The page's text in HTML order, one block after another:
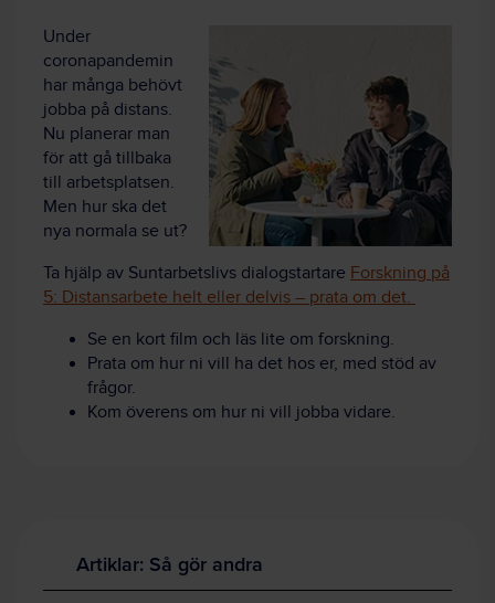
Under
coronapandemin
har många behövt
jobba på distans.
Nu planerar man
för att gå tillbaka
till arbetsplatsen.
Men hur ska det
nya normala se ut?
Ta hjälp av Suntarbetslivs dialogstartare Forskning på
5: Distansarbete helt eller delvis – prata om det.
Se en kort film och läs lite om forskning.
Prata om hur ni vill ha det hos er, med stöd av
frågor.
Kom överens om hur ni vill jobba vidare.
Artiklar: Så gör andra